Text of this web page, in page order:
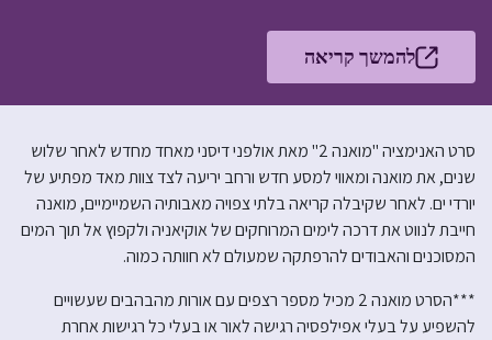
להמשך קריאה
סרט האנימציה "מואנה 2" מאת אולפני דיסני מאחד מחדש לאחר שלוש
שנים, את מואנה ומאווי למסע חדש ורחב יריעה לצד צוות מאד מפתיע של
יורדי ים. לאחר שקיבלה קריאה בלתי צפויה מאבותיה השמיימיים, מואנה
חייבת לנווט את דרכה לימים המרוחקים של אוקיאניה ולקפוץ אל תוך המים
המסוכנים והאבודים להרפתקה שמעולם לא חוותה כמוה.
***הסרט מואנה 2 מכיל מספר רצפים עם אורות מהבהבים שעשויים
להשפיע על בעלי אפילפסיה רגישה לאור או בעלי כל רגישות אחרת